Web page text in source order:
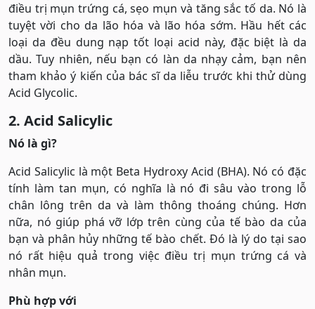
điều trị mụn trứng cá, sẹo mụn và tăng sắc tố da. Nó là
tuyệt vời cho da lão hóa và lão hóa sớm. Hầu hết các
loại da đều dung nạp tốt loại acid này, đặc biệt là da
dầu. Tuy nhiên, nếu bạn có làn da nhạy cảm, bạn nên
tham khảo ý kiến ​​của bác sĩ da liễu trước khi thử dùng
Acid Glycolic.
2. Acid Salicylic
Nó là gì?
Acid Salicylic là một Beta Hydroxy Acid (BHA). Nó có đặc
tính làm tan mụn, có nghĩa là nó đi sâu vào trong lỗ
chân lông trên da và làm thông thoáng chúng. Hơn
nữa, nó giúp phá vỡ lớp trên cùng của tế bào da của
bạn và phân hủy những tế bào chết. Đó là lý do tại sao
nó rất hiệu quả trong việc điều trị mụn trứng cá và
nhân mụn.
Phù hợp với